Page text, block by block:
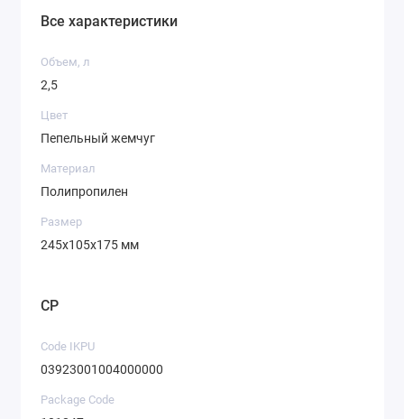
Все характеристики
Объем, л
2,5
Цвет
Пепельный жемчуг
Материал
Полипропилен
Размер
245х105х175 мм
CP
Code IKPU
03923001004000000
Package Code